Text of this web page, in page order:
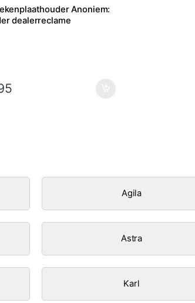
Anoniem:
dealerreclame
Agila
Astra
Karl